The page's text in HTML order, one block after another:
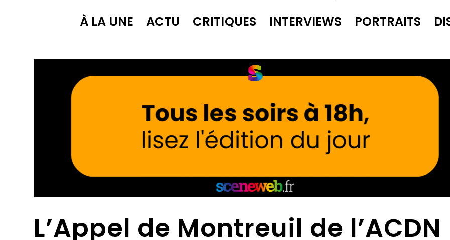
À LA UNE ACTU CRITIQUES INTERVIEWS PORTRAITS
L’Appel de Montreuil de l’ACDN